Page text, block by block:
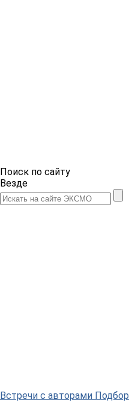
Поиск по сайту
Везде
Встречи с авторами Подбор